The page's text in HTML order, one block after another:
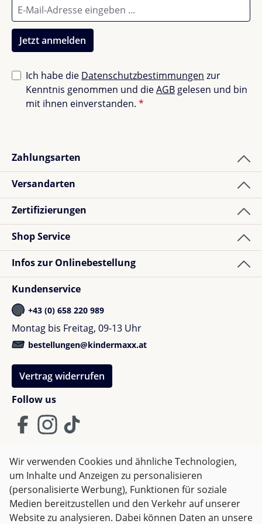
Bewerte dieses Produkt!
Teile deine Erfahrungen mit anderen Kunden.
Bewertungen nur in der aktuellen Sprache anzeigen.
1Bewertung
Shopkunde
Verified buyer
Leuk t shirt en geen zorgen meer over verbranden. Ik
smeer wel nog in ook eronder. Het droogt ook snel
als hij ermee gezwommen heeft zodat hij geen koud
krijgt.
Jetzt anmelden
Ich habe die Datenschutzbestimmungen zur
Kenntnis genommen und dieAGB gelesen und bin
mit ihnen einverstanden. *
Zahlungsarten
Versandarten
Zertifizierungen
Follow us
Shop Service
Infos zur Onlinebestellung
Kundenservice
+43 (0) 658 220 989
Montag bis Freitag, 09-13 Uhr
bestellungen@kindermaxx.at
Vertrag widerrufen
AGB Impressum
Datenschutz
Widerrufsrecht
Wir verwenden Cookies und ähnliche Technologien,
um Inhalte und Anzeigen zu personalisieren
(personalisierte Werbung), Funktionen für soziale
Medien bereitzustellen und den Verkehr auf unserer
Website zu analysieren. Dabei können Daten an unsere